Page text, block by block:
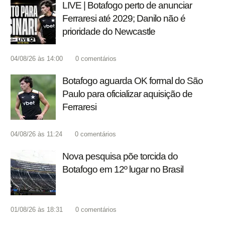
LIVE | Botafogo perto de anunciar
Ferraresi até 2029; Danilo não é
prioridade do Newcastle
04/08/26 às 14:00 0 comentários
Botafogo aguarda OK formal do São
Paulo para oficializar aquisição de
Ferraresi
04/08/26 às 11:24 0 comentários
Nova pesquisa põe torcida do
Botafogo em 12º lugar no Brasil
01/08/26 às 18:31 0 comentários